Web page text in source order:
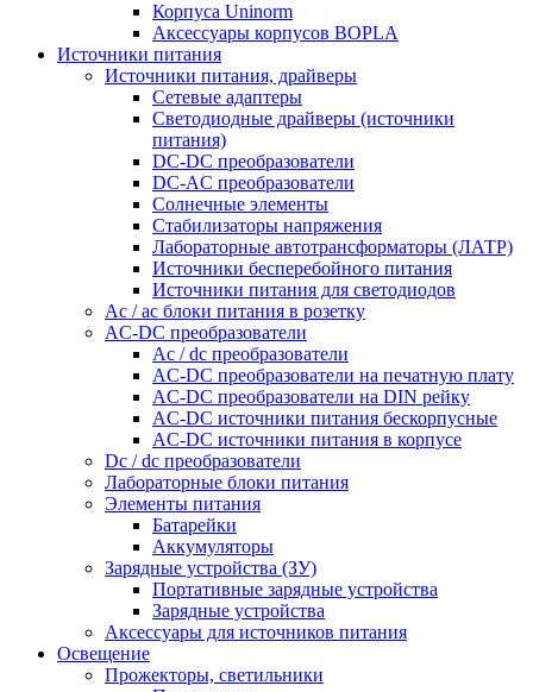
Корпуса Uninorm
Аксессуары корпусов BOPLA
Источники питания
Источники питания, драйверы
Сетевые адаптеры
Светодиодные драйверы (источники
питания)
DC-DC преобразователи
DC-AC преобразователи
Солнечные элементы
Стабилизаторы напряжения
Лабораторные автотрансформаторы (ЛАТР)
Источники бесперебойного питания
Источники питания для светодиодов
Ac / ac блоки питания в розетку
AC-DC преобразователи
Ac / dc преобразователи
AC-DC преобразователи на печатную плату
AC-DC преобразователи на DIN рейку
AC-DC источники питания бескорпусные
AC-DC источники питания в корпусе
Dc / dc преобразователи
Лабораторные блоки питания
Элементы питания
Батарейки
Аккумуляторы
Зарядные устройства (ЗУ)
Портативные зарядные устройства
Зарядные устройства
Аксессуары для источников питания
Освещение
Прожекторы, светильники